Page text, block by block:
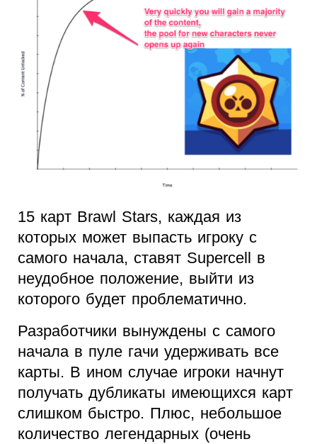
15 карт Brawl Stars, каждая из
которых может выпасть игроку с
самого начала, ставят Supercell в
неудобное положение, выйти из
которого будет проблематично.
Разработчики вынуждены с самого
начала в пуле гачи удерживать все
карты. В ином случае игроки начнут
получать дубликаты имеющихся карт
слишком быстро. Плюс, небольшое
количество легендарных (очень